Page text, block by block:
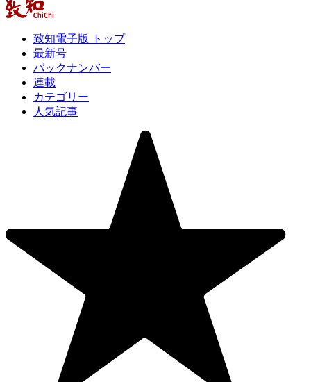
致知電子版 トップ
最新号
バックナンバー
連載
カテゴリー
人気記事